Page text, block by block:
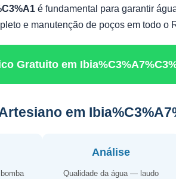
é fundamental para garantir
e manutenção de poços em todo o
Gratuito em
em
Análise
Qualidade da água — laudo